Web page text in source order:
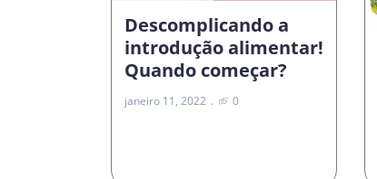
Descomplicando a
introdução alimentar!
Quando começar?
janeiro 11, 2022 0